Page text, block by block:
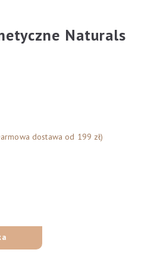
Naturals
dostawa od 199 zł)